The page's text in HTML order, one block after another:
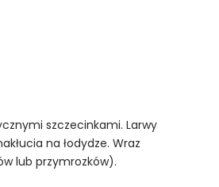
szczecinkami. Larwy
na łodydze. Wraz
lub przymrozków).